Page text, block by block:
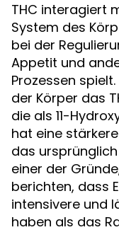
THC interagiert
System des
bei der
Appetit und
Prozessen
der Körper das
die als 11-
hat eine
das
einer der
berichten, dass
intensivere und
haben als das